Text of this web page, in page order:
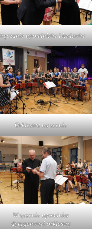
upominków i kwiatów
Orkiestra na scenie
Wręczenie upominku
dyrygentowi orkiestry